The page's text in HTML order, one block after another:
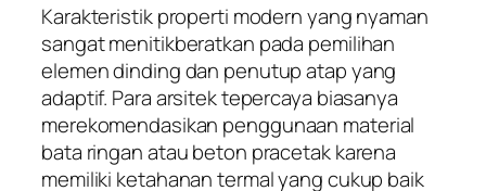
Karakteristik properti modern yang nyaman
sangat menitikberatkan pada pemilihan
elemen dinding dan penutup atap yang
adaptif. Para arsitek tepercaya biasanya
merekomendasikan penggunaan material
bata ringan atau beton pracetak karena
memiliki ketahanan termal yang cukup baik